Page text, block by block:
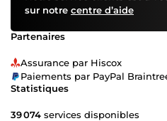
sur notre centre d’aide
Partenaires
Assurance par Hiscox
Paiements par PayPal
Statistiques
39 074 services disponibles